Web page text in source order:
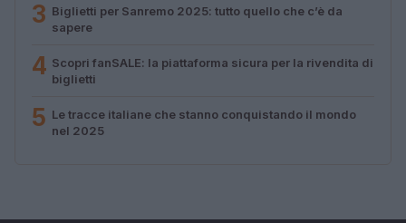
3 Biglietti per Sanremo 2025: tutto quello che c’è da
sapere
4 Scopri fanSALE: la piattaforma sicura per la rivendita di
biglietti
5 Le tracce italiane che stanno conquistando il mondo
nel 2025